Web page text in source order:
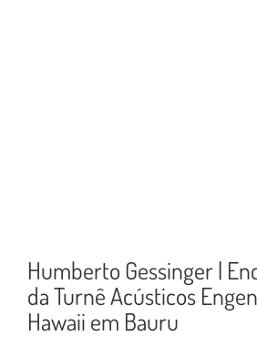
Humberto Gessinger |
da Turnê Acústicos
Hawaii em Bauru